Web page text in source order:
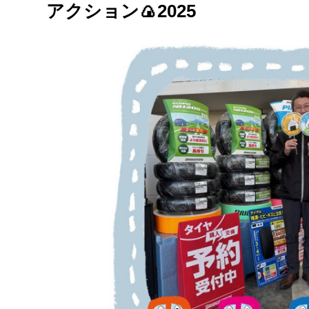
アクション🍙2025